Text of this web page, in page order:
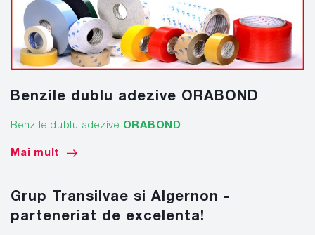
Benzile dublu adezive ORABOND
Benzile dublu adezive ORABOND
Mai mult
Grup Transilvae si Algernon -
parteneriat de excelenta!